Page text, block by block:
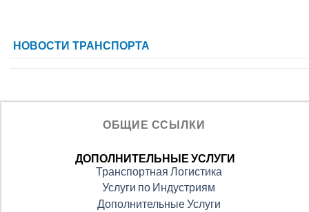
НОВОСТИ ТРАНСПОРТА
ОБЩИЕ ССЫЛКИ
ДОПОЛНИТЕЛЬНЫЕ УСЛУГИ
Транспортная Логистика
Услуги по Индустриям
Дополнительные Услуги